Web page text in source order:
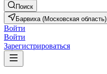
Поиск
Барвиха (Московская область)
Войти
Войти
Зарегистрироваться